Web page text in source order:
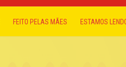
FEITO PELAS MÃES ESTAMOS